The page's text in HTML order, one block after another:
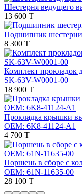
Шестерня ведущего
13 600 T
Подшипник шестерни
8 300 T
Комплект прокладок
SK-63V-W0001-00
18 900 T
Прокладка крышки
OEM: 6K8-41124-A1
4 700 T
Поршень в сборе с
OEM: 61N-11635-00
28 100 T